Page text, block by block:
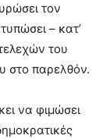
τον
– κατ’
του
στο παρελθόν.
να φιμώσει